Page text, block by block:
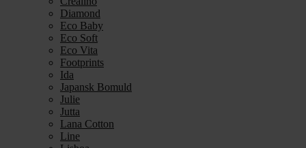
Diamond
Eco Baby
Eco Soft
Eco Vita
Footprints
Ida
Japansk Bomuld
Julie
Jutta
Lana Cotton
Line